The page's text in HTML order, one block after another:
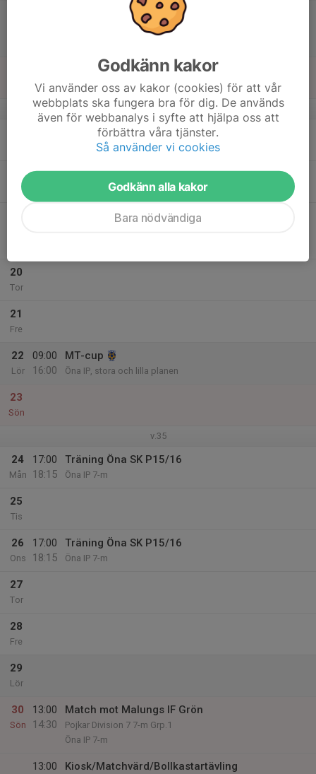
Vasaloppspass Hökberg
Växling,Staffvasan
v.34
Träning Öna SK P15/16
Öna IP 7-m
Tis
Match mot IFK Mora FK Röd
20
Tor
21
Fre
22
Lör
09:00
16:00
MT-cup
Öna IP, stora och lilla planen
23
Sön
v.35
24
Mån
17:00
18:15
Träning Öna SK P15/16
Öna IP 7-m
25
Tis
26
Ons
17:00
18:15
Träning Öna SK P15/16
Öna IP 7-m
27
Tor
28
Fre
29
Lör
30
Sön
13:00
14:30
Match mot Malungs IF Grön
Pojkar Division 7 7-m Grp.1
Öna IP 7-m
13:00
Kiosk/Matchvärd/Bollkastartävling
Godkänn kakor
Vi använder oss av kakor (cookies) för att vår
webbplats ska fungera bra för dig. De används
även för webbanalys i syfte att hjälpa oss att
förbättra våra tjänster.
Så använder vi cookies
Godkänn alla kakor
Bara nödvändiga